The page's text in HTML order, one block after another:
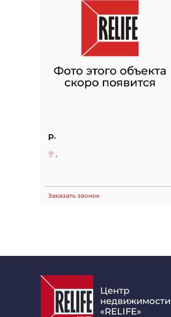
р.
,
Заказать звонок
Центр
недвижимости
«RELIFE»